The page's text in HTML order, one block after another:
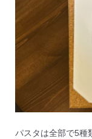
パスタは全部で5種